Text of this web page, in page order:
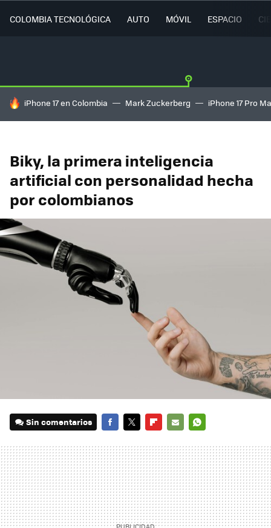
COLOMBIA TECNOLÓGICA AUTO MÓVIL ESPACIO
HOY SE HABLA DE
iPhone 17 en Colombia Mark Zuckerberg iPhone 17 Pro
Biky, la primera inteligencia
artificial con personalidad hecha
por colombianos
Sin comentarios
MAIL